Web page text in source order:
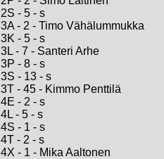
2S - 5 - s
3A - 2 - Timo Vähälummukka
3K - 5 - s
3L - 7 - Santeri Arhe
3P - 8 - s
3S - 13 - s
3T - 45 - Kimmo Penttilä
4E - 2 - s
4L - 5 - s
4S - 1 - s
4T - 2 - s
4X - 1 - Mika Aaltonen